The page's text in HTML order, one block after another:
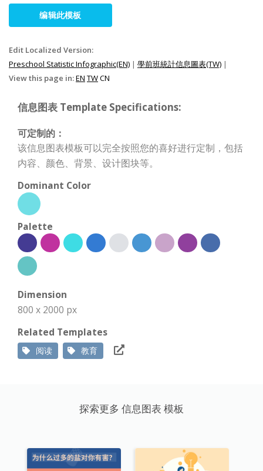
编辑此模板
Edit Localized Version:
Preschool Statistic Infographic(EN) | 學前班統計信息圖表(TW) |
View this page in:EN TWCN
信息图表 Template Specifications:
可定制的：
该信息图表模板可以完全按照您的喜好进行定制，包括
内容、颜色、背景、设计图块等。
Dominant Color
Palette
Dimension
800 x 2000 px
Related Templates
阅读 教育
探索更多 信息图表 模板